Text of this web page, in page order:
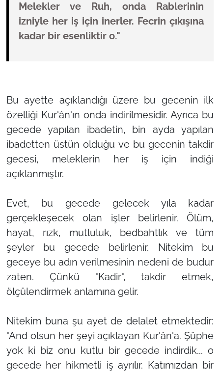
Melekler ve Ruh, onda Rablerinin
izniyle her iş için inerler. Fecrin çıkışına
kadar bir esenliktir o."
Bu ayette açıklandığı üzere bu gecenin ilk
özelliği Kur'ân'ın onda indirilmesidir. Ayrıca bu
gecede yapılan ibadetin, bin ayda yapılan
ibadetten üstün olduğu ve bu gecenin takdir
gecesi, meleklerin her iş için indiği
açıklanmıştır.
Evet, bu gecede gelecek yıla kadar
gerçekleşecek olan işler belirlenir. Ölüm,
hayat, rızk, mutluluk, bedbahtlık ve tüm
şeyler bu gecede belirlenir. Nitekim bu
geceye bu adın verilmesinin nedeni de budur
zaten. Çünkü "Kadir", takdir etmek,
ölçülendirmek anlamına gelir.
Nitekim buna şu ayet de delalet etmektedir:
"And olsun her şeyi açıklayan Kur'ân'a. Şüphe
yok ki biz onu kutlu bir gecede indirdik... o
gecede her hikmetli iş ayrılır. Katımızdan bir